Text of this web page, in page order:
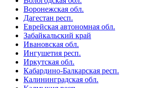
Воронежская обл.
Дагестан респ.
Еврейская автономная обл.
Забайкальский край
Ивановская обл.
Ингушетия респ.
Иркутская обл.
Кабардино-Балкарская респ.
Калининградская обл.